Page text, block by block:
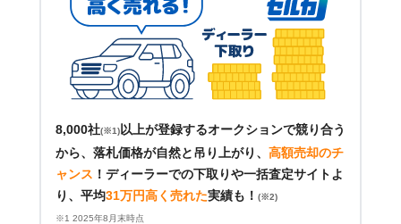
8,000社(※1) 以上が登録するオークションで競り合う
から、落札価格が自然と吊り上がり、 高額売却のチ
ャンス ！ ディーラーでの下取りや一括査定サイトよ
り、平均31万円高く売れた実績も！ (※2)
※1 2025年8月末時点